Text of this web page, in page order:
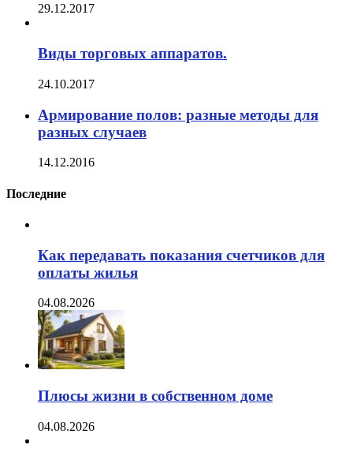
29.12.2017
Виды торговых аппаратов.
24.10.2017
Армирование полов: разные методы для
разных случаев
14.12.2016
Последние
Как передавать показания счетчиков для
оплаты жилья
04.08.2026
Плюсы жизни в собственном доме
04.08.2026